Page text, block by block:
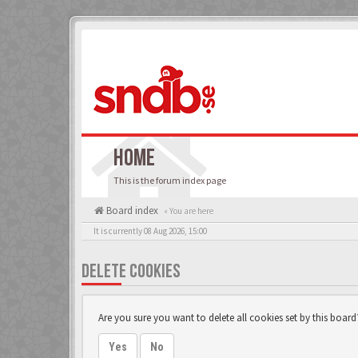
HOME
This is the forum index page
Board index « You are here
It is currently 08 Aug 2026, 15:00
DELETE COOKIES
Are you sure you want to delete all cookies set by this
Yes No